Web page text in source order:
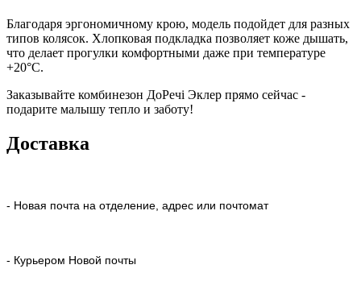
Благодаря эргономичному крою, модель подойдет для разных
типов колясок. Хлопковая подкладка позволяет коже дышать,
что делает прогулки комфортными даже при температуре
+20°С.
Заказывайте комбинезон ДоРечі Эклер прямо сейчас -
подарите малышу тепло и заботу!
Доставка
- Новая почта на отделение, адрес или почтомат
- Курьером Новой почты